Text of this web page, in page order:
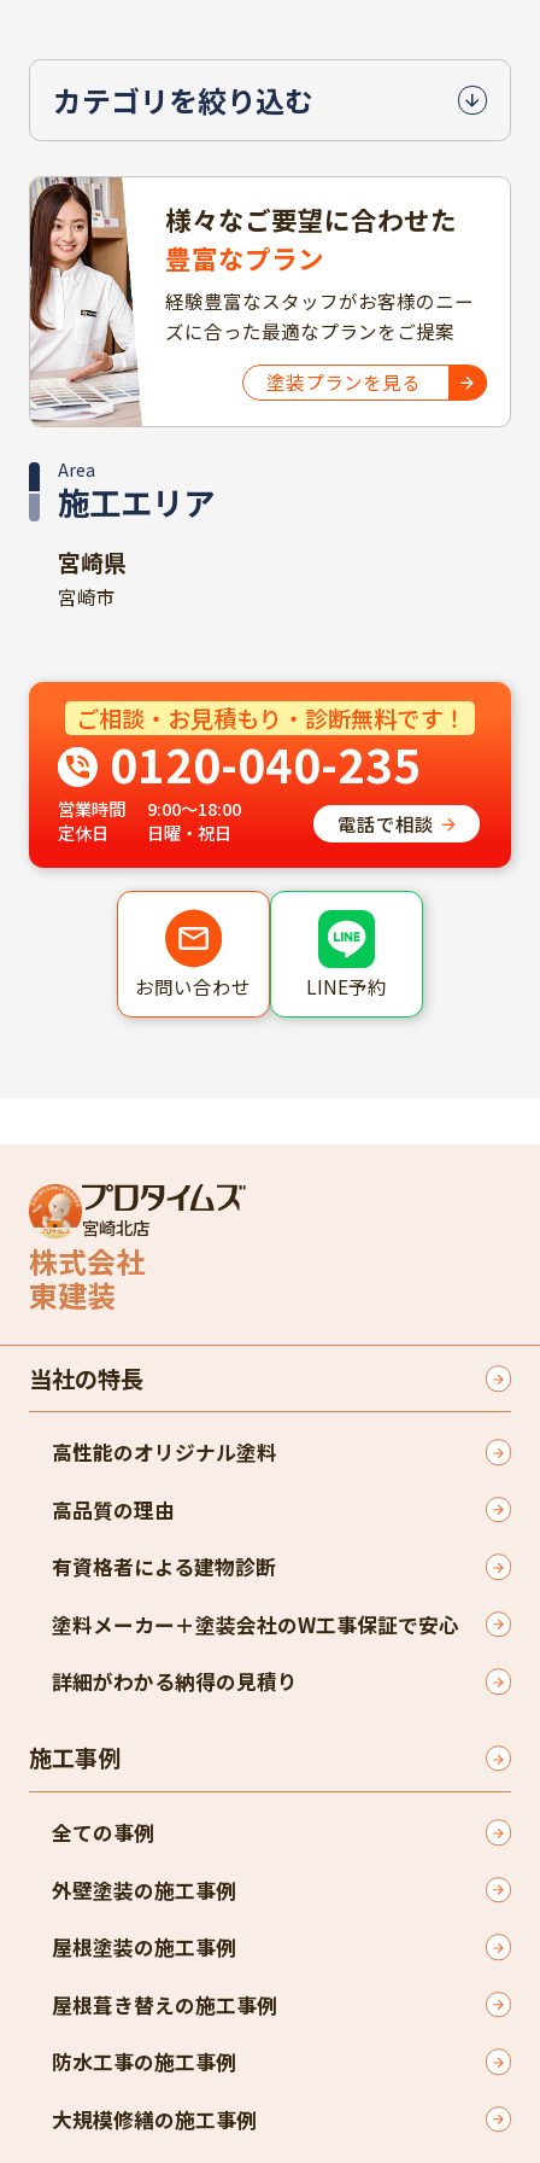
カテゴリを絞り込む
様々なご要望に合わせた
豊富なプラン
経験豊富なスタッフがお客様のニー
ズに合った最適なプランをご提案
塗装プランを見る
施工エリア
Area
宮崎県
宮崎市
ご相談・お見積もり・診断無料です！
0120-040-235
営業時間
9:00～18:00
定休日
日曜・祝日 電話で相談
お問い合わせ LINE予約
宮崎北店
株式会社
東建装
当社の特長
高性能のオリジナル塗料
高品質の理由
有資格者による建物診断
塗料メーカー＋塗装会社のW工事保証で安心
詳細がわかる納得の見積り
施工事例
全ての事例
外壁塗装の施工事例
屋根塗装の施工事例
屋根葺き替えの施工事例
防水工事の施工事例
大規模修繕の施工事例